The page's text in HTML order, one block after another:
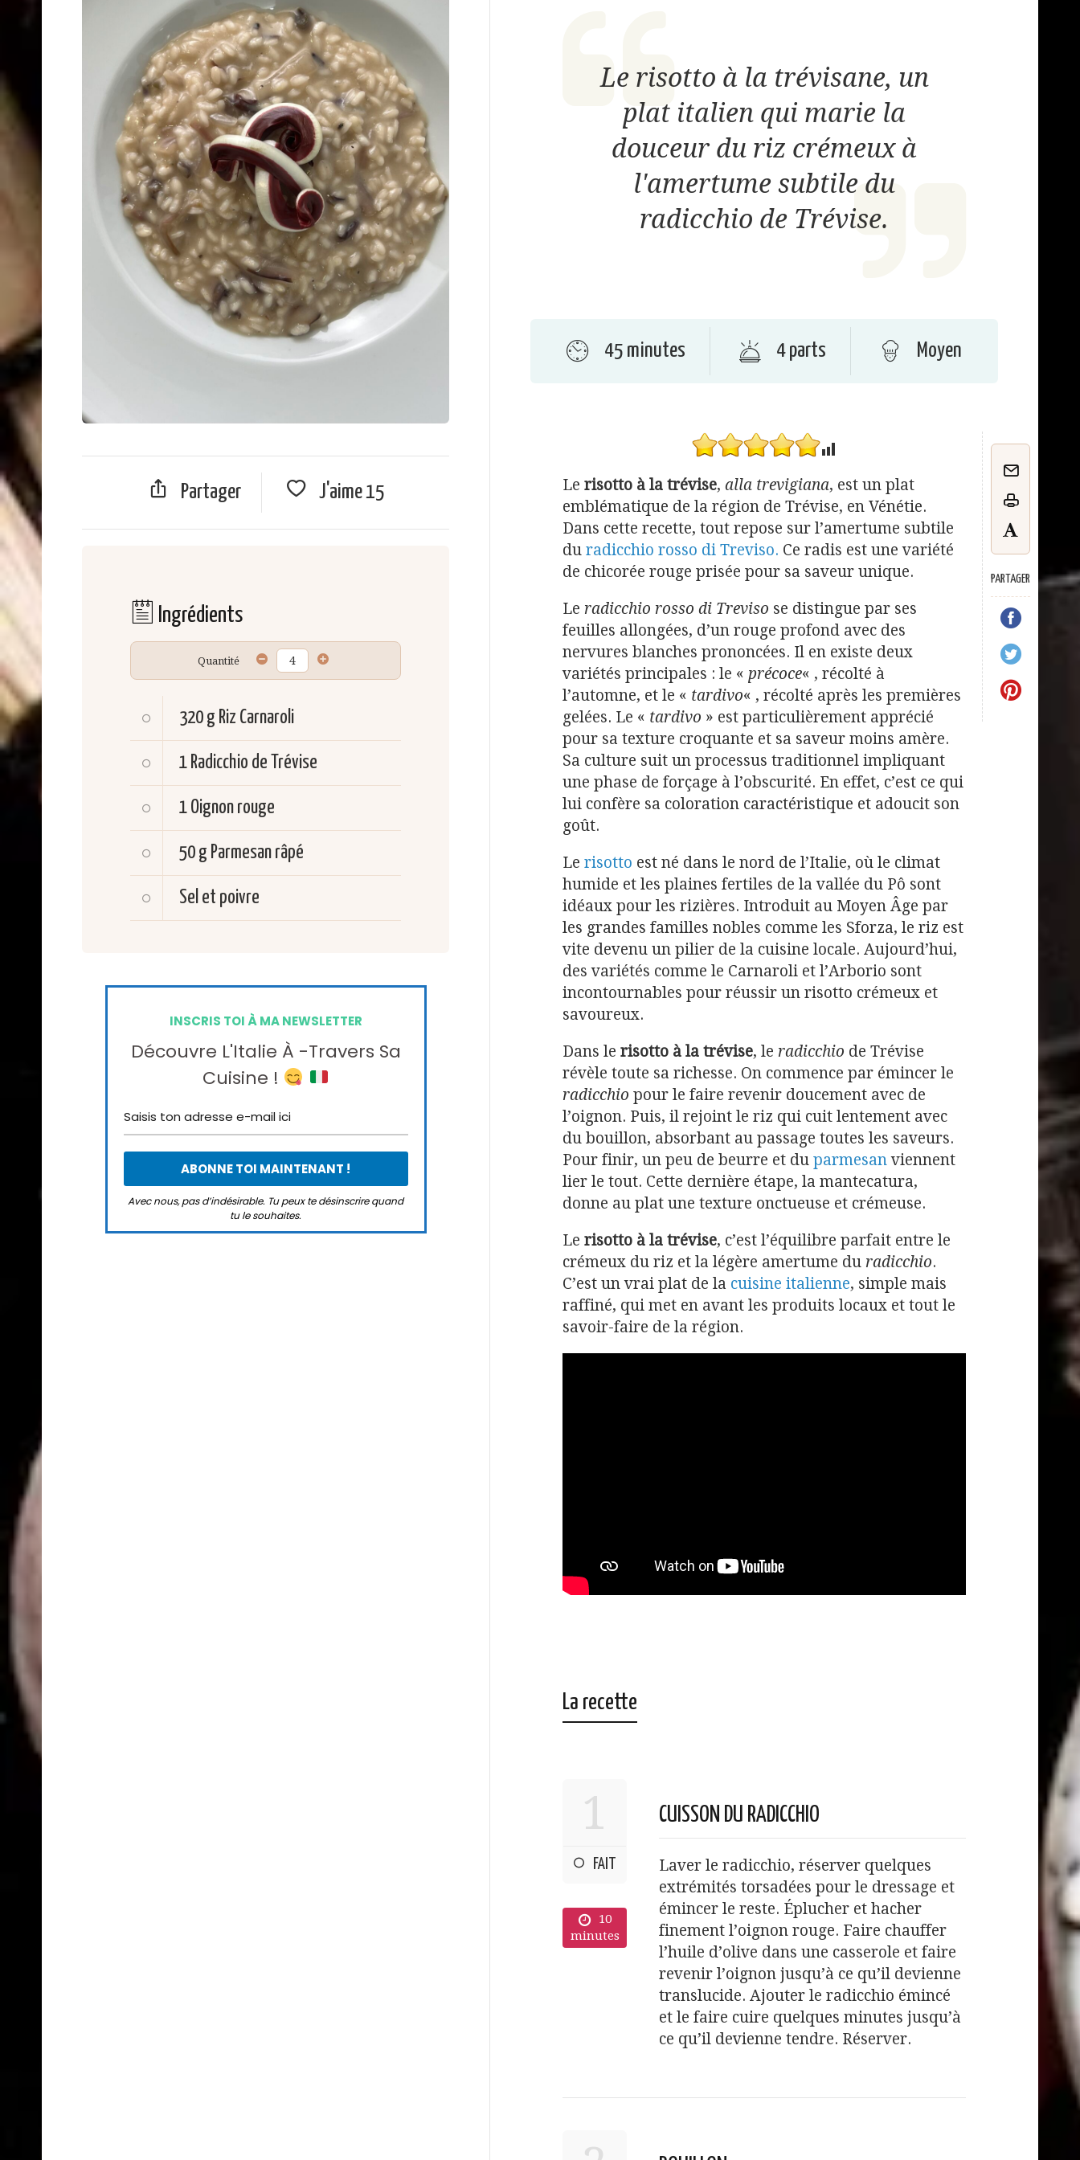
Partager J'aime15
Ingrédients
Quantité
320 g Riz Carnaroli
1 Radicchio de Trévise
1 Oignon rouge
50 g Parmesan râpé
Sel et poivre
INSCRIS TOI À MA NEWSLETTER
Découvre L'Italie À -travers Sa
Cuisine !
Avec nous, pas d’indésirable. Tu peux te désinscrire quand
tu le souhaites.
Le risotto à la trévisane, un
plat italien qui marie la
douceur du riz crémeux à
l'amertume subtile du
radicchio de Trévise.
45 minutes 4 parts Moyen
PARTAGER
Le risotto à la trévise, alla trevigiana, est un plat
emblématique de la région de Trévise, en Vénétie.
Dans cette recette, tout repose sur l’amertume subtile
du radicchio rosso di Treviso. Ce radis est une variété
de chicorée rouge prisée pour sa saveur unique.
Le radicchio rosso di Treviso se distingue par ses
feuilles allongées, d’un rouge profond avec des
nervures blanches prononcées. Il en existe deux
variétés principales : le « précoce« , récolté à
l’automne, et le « tardivo« , récolté après les premières
gelées. Le « tardivo » est particulièrement apprécié
pour sa texture croquante et sa saveur moins amère.
Sa culture suit un processus traditionnel impliquant
une phase de forçage à l’obscurité. En effet, c’est ce qui
lui confère sa coloration caractéristique et adoucit son
goût.
Le risotto est né dans le nord de l’Italie, où le climat
humide et les plaines fertiles de la vallée du Pô sont
idéaux pour les rizières. Introduit au Moyen Âge par
les grandes familles nobles comme les Sforza, le riz est
vite devenu un pilier de la cuisine locale. Aujourd’hui,
des variétés comme le Carnaroli et l’Arborio sont
incontournables pour réussir un risotto crémeux et
savoureux.
Dans le risotto à la trévise, le radicchio de Trévise
révèle toute sa richesse. On commence par émincer le
radicchio pour le faire revenir doucement avec de
l’oignon. Puis, il rejoint le riz qui cuit lentement avec
du bouillon, absorbant au passage toutes les saveurs.
Pour finir, un peu de beurre et du parmesanviennent
lier le tout. Cette dernière étape, la mantecatura,
donne au plat une texture onctueuse et crémeuse.
Le risotto à la trévise, c’est l’équilibre parfait entre le
crémeux du riz et la légère amertume du radicchio.
C’est un vrai plat de la cuisine italienne, simple mais
raffiné, qui met en avant les produits locaux et tout le
savoir-faire de la région.
La recette
1
FAIT
10
minutes
CUISSON DU RADICCHIO
Laver le radicchio, réserver quelques
extrémités torsadées pour le dressage et
émincer le reste. Éplucher et hacher
finement l’oignon rouge. Faire chauffer
l’huile d’olive dans une casserole et faire
revenir l’oignon jusqu’à ce qu’il devienne
translucide. Ajouter le radicchio émincé
et le faire cuire quelques minutes jusqu’à
ce qu’il devienne tendre. Réserver.